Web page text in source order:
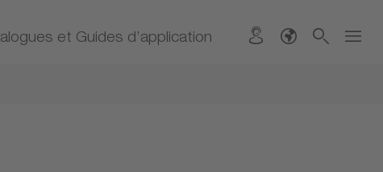
et Guides d’application